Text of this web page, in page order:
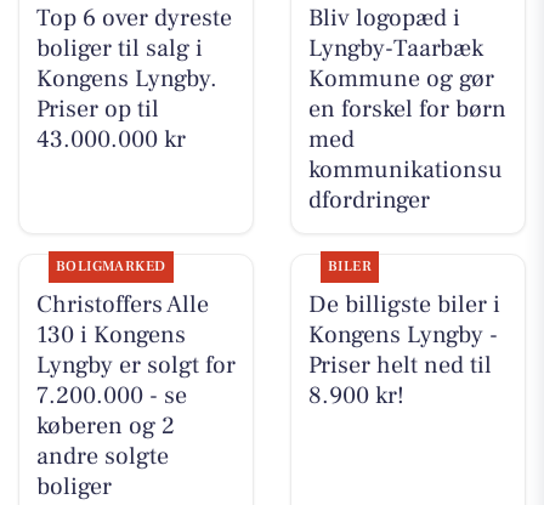
Top 6 over dyreste
boliger til salg i
Kongens Lyngby.
Priser op til
43.000.000 kr
Bliv logopæd i
Lyngby-Taarbæk
Kommune og gør
en forskel for børn
med
kommunikationsu
dfordringer
BOLIGMARKED
Christoffers Alle
130 i Kongens
Lyngby er solgt for
7.200.000 - se
køberen og 2
andre solgte
boliger
BILER
De billigste biler i
Kongens Lyngby -
Priser helt ned til
8.900 kr!